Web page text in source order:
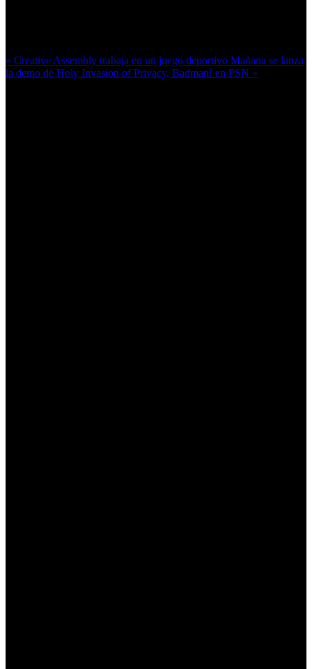
« Creative Assembly trabaja en un juego deportivo Mañana se lanza
la demo de Holy Invasion of Privacy, Badman! en PSN »